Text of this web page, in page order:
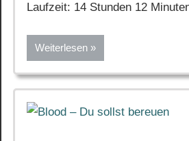
Laufzeit: 14 Stunden 12
Weiterlesen